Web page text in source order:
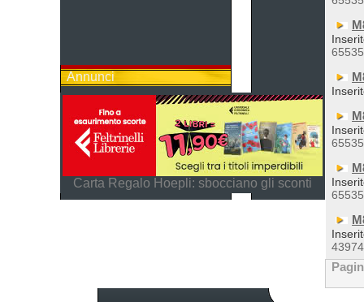
Annunci
Carta Regalo Hoepli: sbocciano gli sconti
65535
65535
65535
43974